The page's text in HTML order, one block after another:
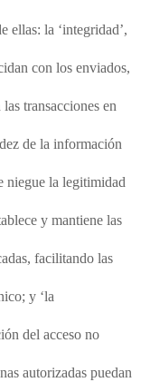
ellas: la ‘integridad’,
con los enviados,
transacciones en
de la información
niegue la legitimidad
y mantiene las
facilitando las
y ‘la
del acceso no
autorizadas puedan